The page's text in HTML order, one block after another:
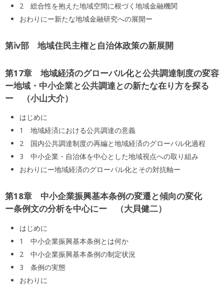
2 総合性を抱えた地域空間に根づく地域金融機関
おわりにー新たな地域金融研究への展開ー
第ⅳ部 地域住民主権と自治体政策の新展開
第17章 地域経済のグローバル化と公共調達制度の変容
ー地域・中小企業と公共調達との新たな在り方を探る
ー
小山大介
はじめに
1 地域経済における公共調達の意義
2 国内公共調達制度の再編と地域経済のグローバル化過程
3 中小企業・自治体を中心とした地域視点への取り組み
おわりにー地域経済のグローバル化とその対抗軸ー
第18章 中小企業振興基本条例の変遷と傾向の変化
ー条例文の分析を中心にー
大貝健二
はじめに
1 中小企業振興基本条例とは何か
2 中小企業振興基本条例の制定状況
3 条例の実態
おわりに